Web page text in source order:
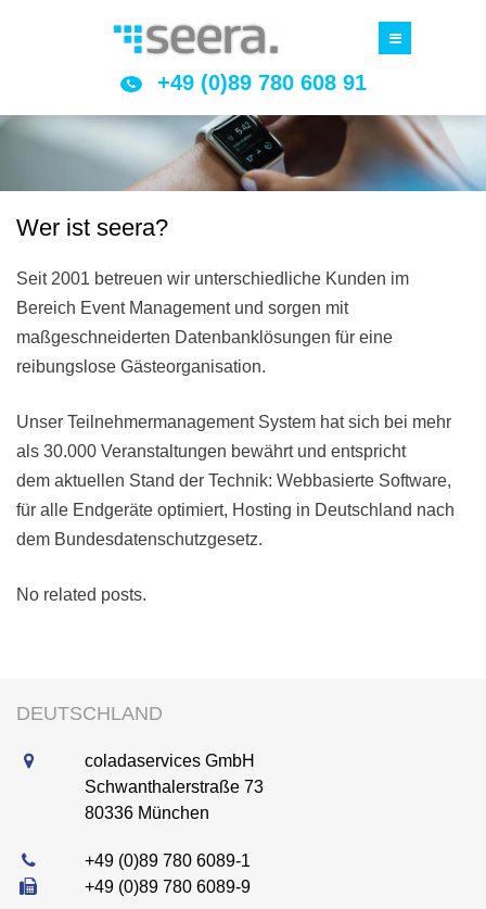
+49 (0)89 780 608 91
Wer ist seera?
Seit 2001 betreuen wir unterschiedliche Kunden im
Bereich Event Management und sorgen mit
maßgeschneiderten Datenbanklösungen für eine
reibungslose Gästeorganisation.
Unser Teilnehmermanagement System hat sich bei mehr
als 30.000 Veranstaltungen bewährt und entspricht
dem aktuellen Stand der Technik: Webbasierte Software,
für alle Endgeräte optimiert, Hosting in Deutschland nach
dem Bundesdatenschutzgesetz.
No related posts.
DEUTSCHLAND
coladaservices GmbH
Schwanthalerstraße 73
80336 München
+49 (0)89 780 6089-1
+49 (0)89 780 6089-9